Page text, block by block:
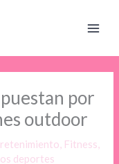
por
outdoor
, Fitness,
deportes